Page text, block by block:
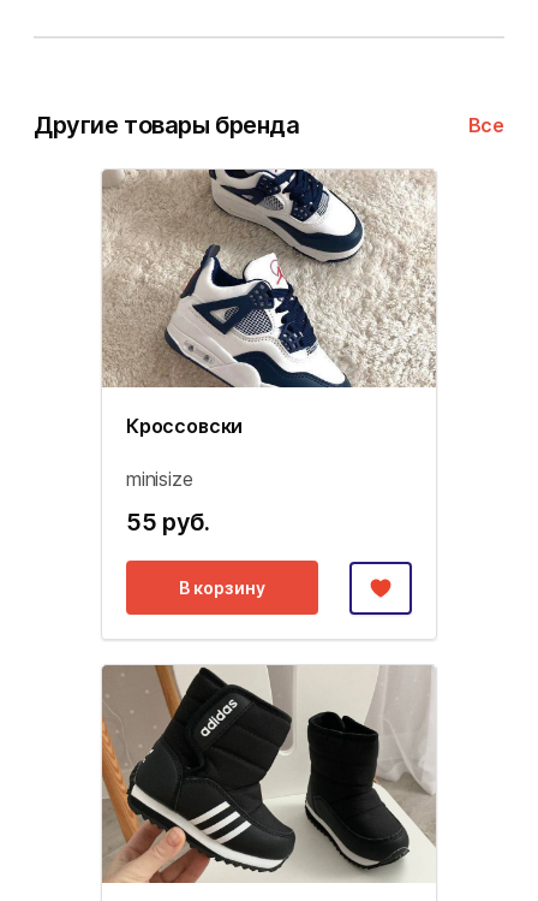
Другие товары бренда Все
Кроссовски
minisize
55 руб.
В корзину